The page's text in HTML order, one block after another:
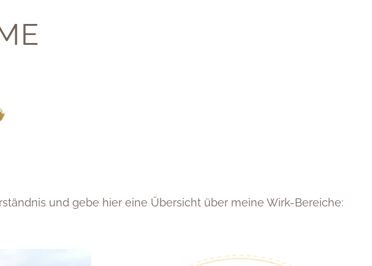
und gebe hier eine Übersicht über meine Wirk-Bereiche: